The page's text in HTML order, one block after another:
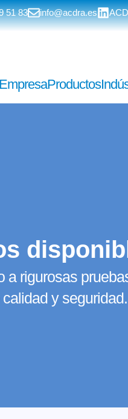
51 83 info@acdra.es
EmpresaProductos
a rigurosas
y seguridad.